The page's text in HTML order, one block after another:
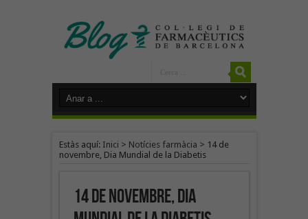
Estàs aquí: Inici > Notícies farmàcia > 14 de
novembre, Dia Mundial de la Diabetis
14 de novembre, Dia